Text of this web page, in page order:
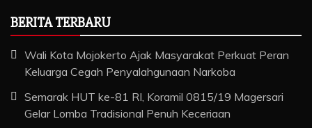
BERITA TERBARU
Wali Kota Mojokerto Ajak Masyarakat Perkuat Peran
Keluarga Cegah Penyalahgunaan Narkoba
Semarak HUT ke-81 RI, Koramil 0815/19 Magersari
Gelar Lomba Tradisional Penuh Keceriaan